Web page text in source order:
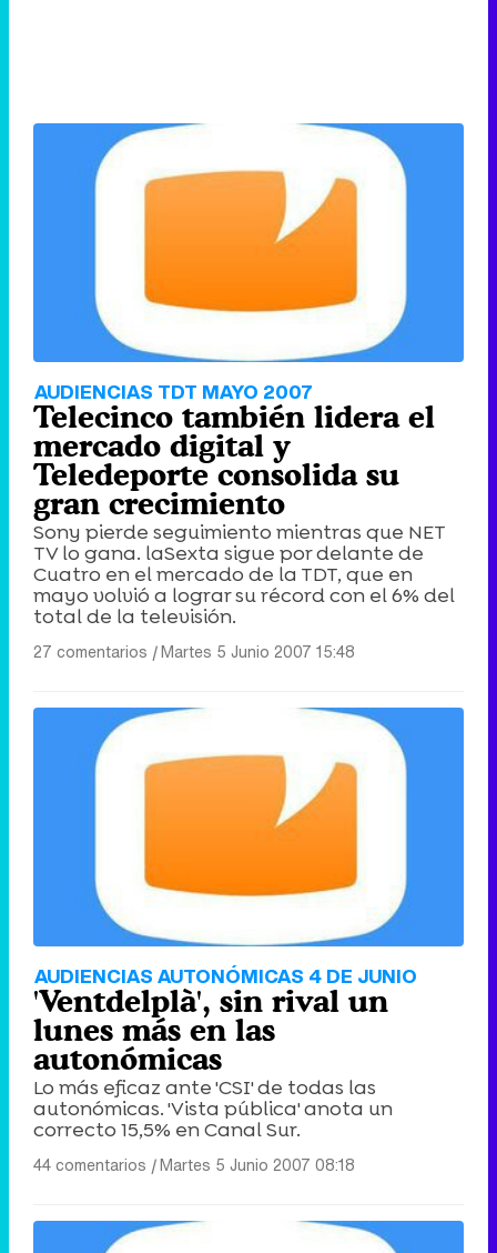
AUDIENCIAS TDT MAYO 2007
Telecinco también lidera el
mercado digital y
Teledeporte consolida su
gran crecimiento
Sony pierde seguimiento mientras que NET
TV lo gana. laSexta sigue por delante de
Cuatro en el mercado de la TDT, que en
mayo volvió a lograr su récord con el 6% del
total de la televisión.
27 comentarios |Martes 5 Junio 2007 15:48
AUDIENCIAS AUTONÓMICAS 4 DE JUNIO
'Ventdelplà', sin rival un
lunes más en las
autonómicas
Lo más eficaz ante 'CSI' de todas las
autonómicas. 'Vista pública' anota un
correcto 15,5% en Canal Sur.
44 comentarios |Martes 5 Junio 2007 08:18